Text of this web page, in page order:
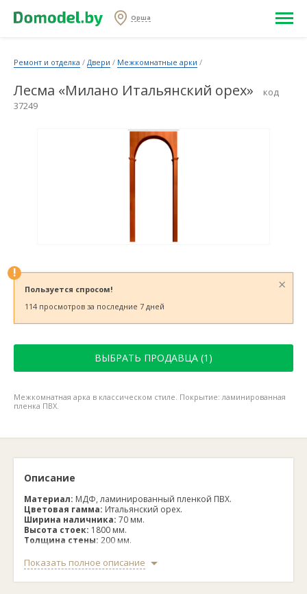
Орша
Ремонт и отделка / Двери / Межкомнатные арки /
Лесма «Милано Итальянский орех»
код
37249
!
×
Пользуется спросом!
114 просмотров за последние 7 дней
ВЫБРАТЬ ПРОДАВЦА (1)
Межкомнатная арка в классическом стиле. Покрытие: ламинированная
пленка ПВХ.
Описание
Материал: МДФ, ламинированный пленкой ПВХ.
Цветовая гамма: Итальянский орех.
Ширина наличника: 70 мм.
Высота стоек: 1800 мм.
Толщина стены: 200 мм.
размеры универсальные, комплектуется сводорасширителем
600 мм).
Показать полное описание